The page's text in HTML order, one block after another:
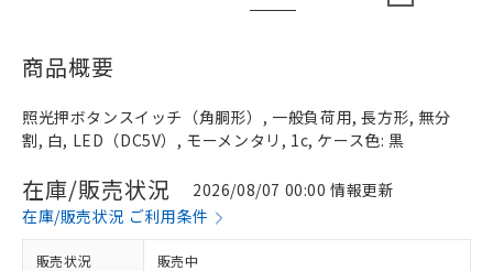
商品概要
照光押ボタンスイッチ（角胴形）, 一般負荷用, 長方形, 無分
割, 白, LED（DC5V）, モーメンタリ, 1c, ケース色: 黒
在庫/販売状況
2026/08/07 00:00 情報更新
在庫/販売状況 ご利用条件
販売状況 販売中